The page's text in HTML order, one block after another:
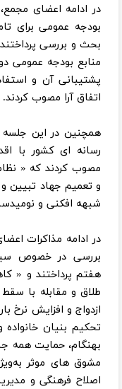
در ادامه اعضای
بودجه عمومی برای
بحث و بررسی
منابع بودجه عمومی
پشتیبانی آن و
اتفاق آرا مصوب کردند.
همچنین در این جلسه
رسانه ای کشور با
مصوب کردند که «
و تعمیم جهاد تبیین
شبهه ‌افکنی و
در ادامه مذاکرات
بررسی در خصوص
هفتم پرداختند و «
طلاق و مقابله با
تحکیم بنیان
بهنگام، حمایت همه
مشوق های موثر
اصلاح فرهنگی و